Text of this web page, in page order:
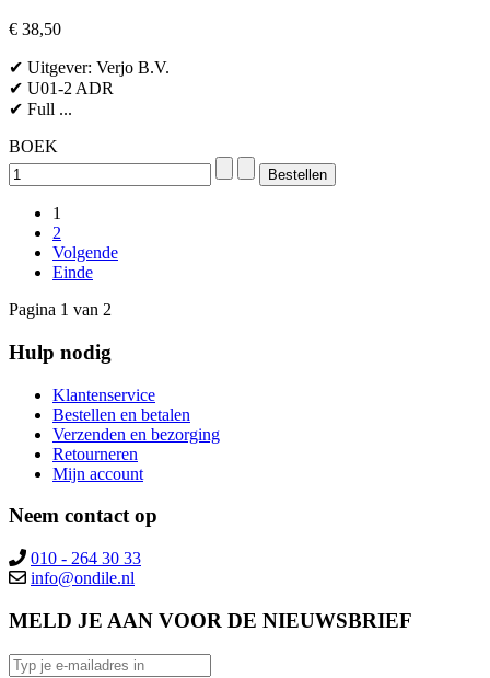
€ 38,50
✔ Uitgever: Verjo B.V.
✔ U01-2 ADR
✔ Full ...
BOEK
1
2
Volgende
Einde
Pagina 1 van 2
Hulp nodig
Klantenservice
Bestellen en betalen
Verzenden en bezorging
Retourneren
Mijn account
Neem contact op
010 - 264 30 33
MELD JE AAN VOOR DE NIEUWSBRIEF